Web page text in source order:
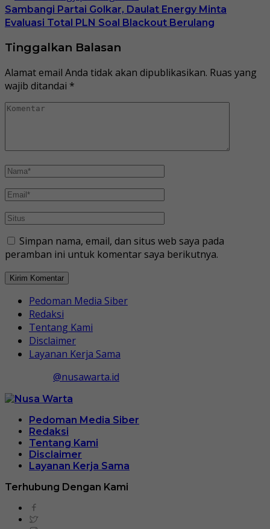
Sambangi Partai Golkar, Daulat Energy Minta
Evaluasi Total PLN Soal Blackout Berulang
Tinggalkan Balasan
Alamat email Anda tidak akan dipublikasikan. Ruas yang
wajib ditandai *
Simpan nama, email, dan situs web saya pada
peramban ini untuk komentar saya berikutnya.
Pedoman Media Siber
Redaksi
Tentang Kami
Disclaimer
Layanan Kerja Sama
@nusawarta.id
Pedoman Media Siber
Redaksi
Tentang Kami
Disclaimer
Layanan Kerja Sama
Terhubung Dengan Kami